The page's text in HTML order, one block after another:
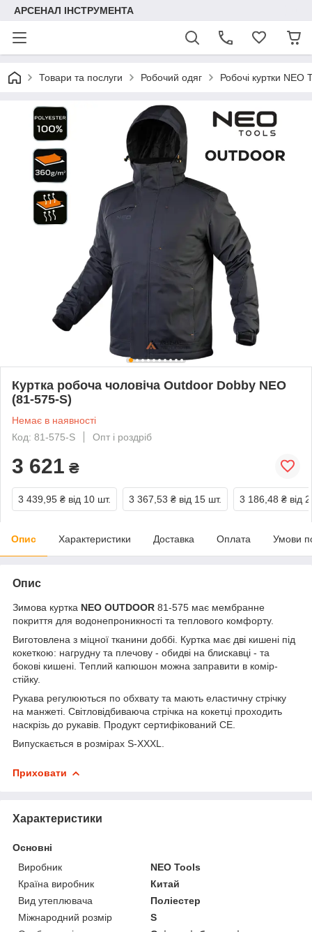
АРСЕНАЛ ІНСТРУМЕНТА
Товари та послуги Робочий одяг Робочі куртки NEO
Куртка робоча чоловіча Outdoor Dobby NEO
(81-575-S)
Немає в наявності
Код: 81-575-S
Опт і роздріб
3 621 ₴
3 439,95 ₴ від 10 шт. 3 367,53 ₴ від 15 шт. 3 186,48 ₴ від
Опис Характеристики Доставка Оплата Умови
Опис
Зимова куртка NEO OUTDOOR 81-575 має мембранне
покриття для водонепроникності та теплового комфорту.
Виготовлена з міцної тканини доббі. Куртка має дві кишені під
кокеткою: нагрудну та плечову - обидві на блискавці - та
бокові кишені. Теплий капюшон можна заправити в комір-
стійку.
Рукава регулюються по обхвату та мають еластичну стрічку
на манжеті. Світловідбиваюча стрічка на кокетці проходить
наскрізь до рукавів. Продукт сертифікований CE.
Випускається в розмірах S-XXXL.
Приховати
Характеристики
Основні
Виробник
NEO Tools
Країна виробник
Китай
Вид утеплювача
Поліестер
Міжнародний розмір
S